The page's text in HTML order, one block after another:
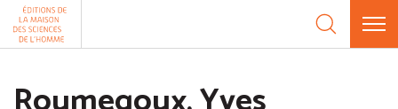
Aller au contenu
Panneau de gestion des cookies